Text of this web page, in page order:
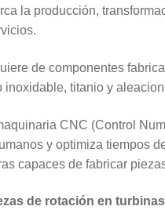
la producción,
de componentes
inoxidable, titanio y
CNC (Control
y optimiza tiempos
capaces de fabricar
de rotación en turbinas